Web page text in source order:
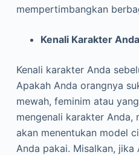
mempertimbangkan
Kenali Karakter Anda
Kenali karakter Anda
Apakah Anda orangnya
mewah, feminim atau
mengenali karakter Anda,
akan menentukan model
Anda pakai. Misalkan,